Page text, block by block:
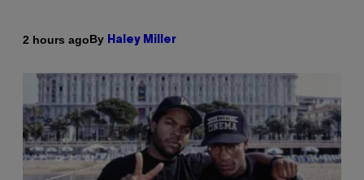
2 hours agoBy Haley Miller